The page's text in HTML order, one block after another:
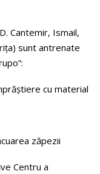
Cantemir, Ismail,
sunt antrenate
cu material
zăpezii
Centru a